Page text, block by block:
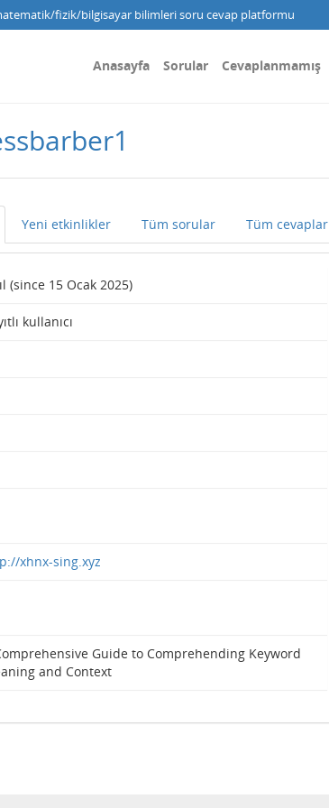
fizik/bilgisayar bilimleri soru cevap platformu
Anasayfa Sorular Cevaplanmamış
Yeni etkinlikler Tüm sorular Tüm cevaplar
(since 15 Ocak 2025)
kullanıcı
xhnx-sing.xyz
Guide to Comprehending Keyword
and Context